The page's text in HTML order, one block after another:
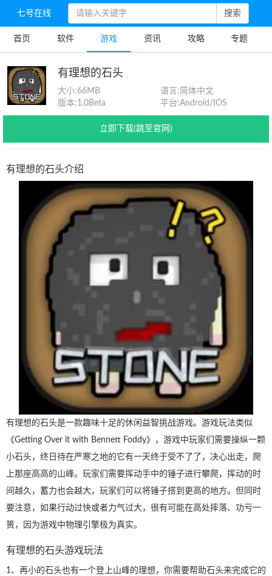
七号在线 搜索
首页 软件 游戏 资讯 攻略 专题
有理想的石头
大小:66MB 语言:简体中文
版本:1.0Beta 平台:Android/IOS
立即下载(跳至官网)
有理想的石头介绍
有理想的石头是一款趣味十足的休闲益智挑战游戏。游戏玩法类似
《Getting Over it with Bennett Foddy》，游戏中玩家们需要操纵一颗
小石头，终日待在严寒之地的它有一天终于受不了了，决心出走，爬
上那座高高的山峰。玩家们需要挥动手中的锤子进行攀爬，挥动的时
间越久，蓄力也会越大，玩家们可以将锤子搭到更高的地方。但同时
要注意，如果行动过快或者力气过大，很有可能在高处摔落、功亏一
篑，因为游戏中物理引擎极为真实。
有理想的石头游戏玩法
1、再小的石头也有一个登上山峰的理想，你需要帮助石头来完成它的